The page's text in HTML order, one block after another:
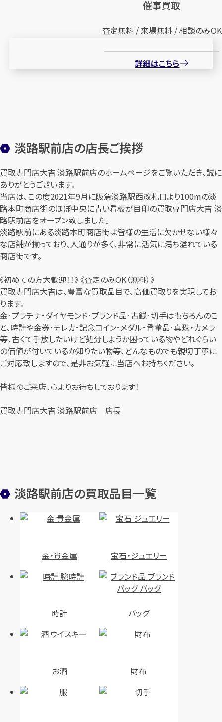
催事買取
査定無料 / 来場無料 / 相談のみOK
詳細はこちら
淡路駅前店の店長ご挨拶
買取専門店大吉 淡路駅前店のホームページをご覧いただき、誠に
ありがとうございます。
当店は、この度2021年9月に阪急淡路駅西改札口より100mの淡
路本町商店街のほぼ中央に青い看板が目印の買取専門店大吉 淡
路駅前店をオープン致しました。
淡路駅前にある淡路本町商店街は皆様の生活に欠かせない様々
な店舗が揃っており、人通りが多く、非常に活気に満ち溢れている
商店街です。
《初めての方大歓迎！！》 《査定のみOK（無料）》
買取専門店大吉は、豊富な買取品目で、高価買取りを実現してお
ります。
金･プラチナ･ダイヤモンド･ブランド品･古銭･切手はもちろんのこ
と、時計や金券･テレカ･記念コイン･メダル･骨董品･真珠・カメラ
等、古くて手放したいけど処分しようか困っている物やどれぐらい
の価値が付いているか知りたい物等、どんなものでも親切丁寧に
ご対応致しますので、是非お気軽に当店へお持ちください。
皆様のご来店、心よりお待ちしております！
買取専門店大吉 淡路駅前店 店長
淡路駅前店の買取品目一覧
金・貴金属 宝石・ジュエリー
時計 バッグ
お酒 財布